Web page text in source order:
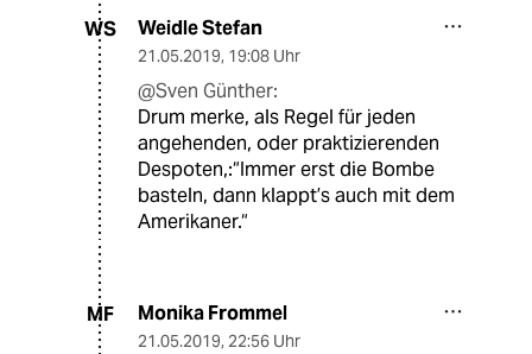
WS Weidle Stefan
21.05.2019, 19:08 Uhr
@Sven Günther:
Drum merke, als Regel für jeden
angehenden, oder praktizierenden
Despoten,:“Immer erst die Bombe
basteln, dann klappt’s auch mit dem
Amerikaner.“
MF Monika Frommel
21.05.2019, 22:56 Uhr